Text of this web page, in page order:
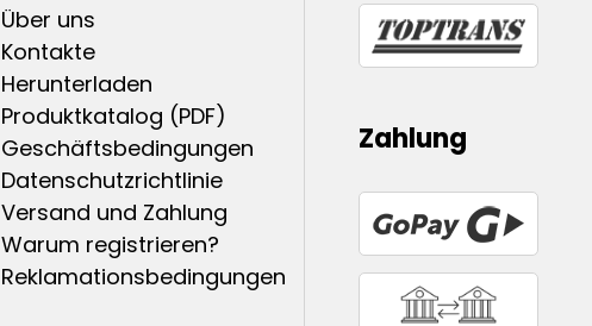
Über uns
Kontakte
Herunterladen
Produktkatalog (PDF)
Geschäftsbedingungen
Datenschutzrichtlinie
Versand und Zahlung
Warum registrieren?
Reklamationsbedingungen
Zahlung